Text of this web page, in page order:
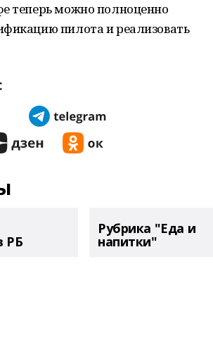
теперь можно полноценно
пилота и реализовать
РБ
Рубрика "Еда и
напитки"